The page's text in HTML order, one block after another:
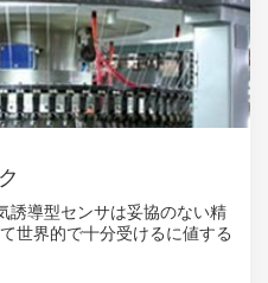
誘導型センサは妥協のない精
世界的で十分受けるに値する